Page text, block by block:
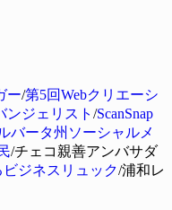
ー/第5回Webクリエーシ
ンジェリスト /ScanSnap
バータ州ソーシャルメ
/チェコ親善アンバサダ
ジネスリュック/浦和レ